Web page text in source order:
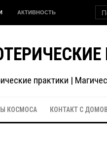
АКТИВНОСТЬ
практики |
КОСМОСА КОНТАКТ С